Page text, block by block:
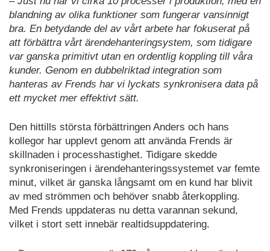
blandning av olika funktioner som fungerar vansinnigt
bra. En betydande del av vårt arbete har fokuserat på
att förbättra vårt ärendehanteringsystem, som tidigare
var ganska primitivt utan en ordentlig koppling till våra
kunder. Genom en dubbelriktad integration som
hanteras av Frends har vi lyckats synkronisera data på
ett mycket mer effektivt sätt.
Den hittills största förbättringen Anders och hans
kollegor har upplevt genom att använda Frends är
skillnaden i processhastighet. Tidigare skedde
synkroniseringen i ärendehanteringssystemet var femte
minut, vilket är ganska långsamt om en kund har blivit
av med strömmen och behöver snabb återkoppling.
Med Frends uppdateras nu detta varannan sekund,
vilket i stort sett innebär realtidsuppdatering.